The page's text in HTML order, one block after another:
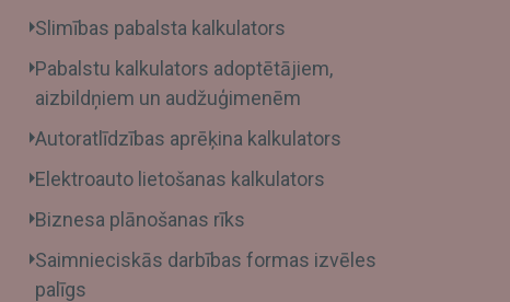
Slimības pabalsta kalkulators
Pabalstu kalkulators adoptētājiem,
aizbildņiem un audžuģimenēm
Autoratlīdzības aprēķina kalkulators
Elektroauto lietošanas kalkulators
Biznesa plānošanas rīks
Saimnieciskās darbības formas izvēles
palīgs